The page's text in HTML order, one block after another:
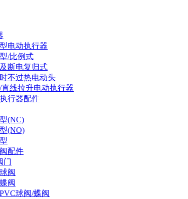
电动执行器
/比例式
断电复归式
不过热电动头
线拉升电动执行器
行器配件
(NC)
(NO)
配件
门
阀
阀
球阀/蝶阀